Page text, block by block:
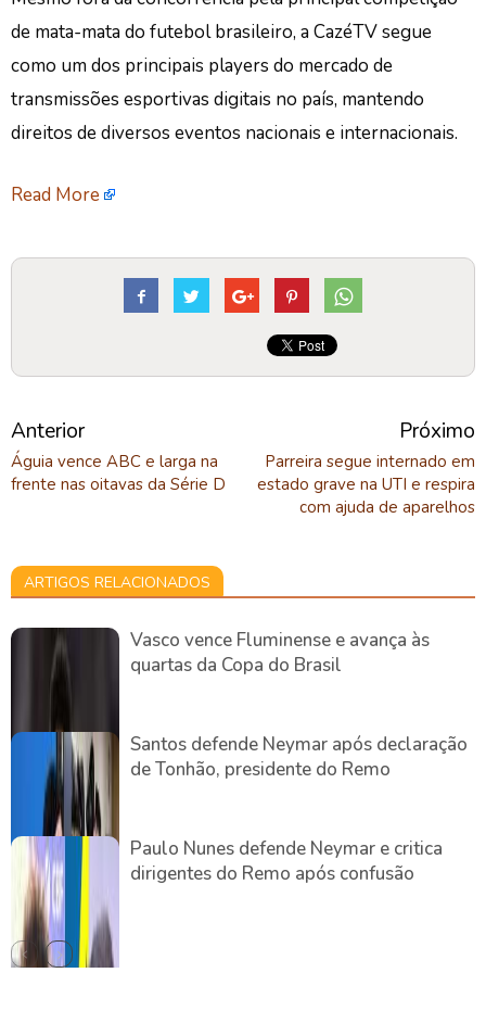
de mata-mata do futebol brasileiro, a CazéTV segue
como um dos principais players do mercado de
transmissões esportivas digitais no país, mantendo
direitos de diversos eventos nacionais e internacionais.
Read More
Anterior
Águia vence ABC e larga na
frente nas oitavas da Série D
Próximo
Parreira segue internado em
estado grave na UTI e respira
com ajuda de aparelhos
ARTIGOS RELACIONADOS
Vasco vence Fluminense e avança às
quartas da Copa do Brasil
Santos defende Neymar após declaração
de Tonhão, presidente do Remo
Paulo Nunes defende Neymar e critica
dirigentes do Remo após confusão